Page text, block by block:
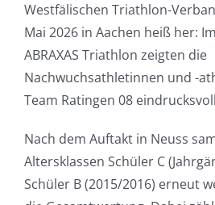
Westfälischen Triathlon-
Mai 2026 in Aachen heiß her:
ABRAXAS Triathlon zeigten die
Nachwuchsathletinnen und -
Team Ratingen 08
Nach dem Auftakt in Neuss
Altersklassen Schüler C
Schüler B (2015/2016) erneut